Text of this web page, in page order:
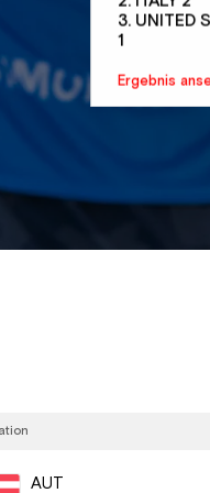
3. UNITED
1
Ergebnis
AUT